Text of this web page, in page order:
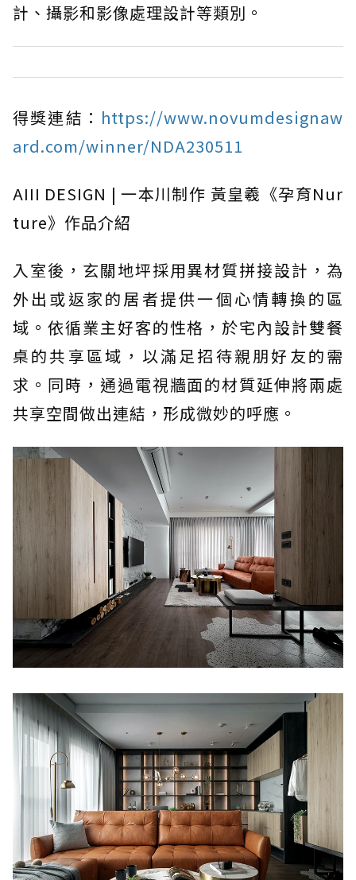
計、攝影和影像處理設計等類別。
得獎連結： https://www.novumdesignaw
ard.com/winner/NDA230511
AIII DESIGN | 一本川制作 黃皇羲《孕育Nur
ture》作品介紹
入室後，玄關地坪採用異材質拼接設計，為
外出或返家的居者提供一個心情轉換的區
域。依循業主好客的性格，於宅內設計雙餐
桌的共享區域，以滿足招待親朋好友的需
求。同時，通過電視牆面的材質延伸將兩處
共享空間做出連結，形成微妙的呼應。